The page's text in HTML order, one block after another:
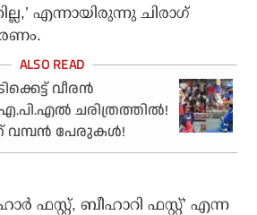
എന്നായിരുന്നു ചിരാഗ്
വീരന്‍
ചരിത്രത്തില്‍!
വമ്പന്‍ പേരുകള്‍!
ഫസ്റ്റ്, ബീഹാറി ഫസ്റ്റ്’ എന്ന